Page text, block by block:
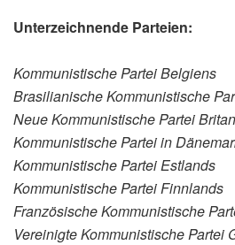
Unterzeichnende Parteien:
Kommunistische Partei Belgiens
Brasilianische Kommunistische
Neue Kommunistische Partei
Kommunistische Partei in
Kommunistische Partei Estlands
Kommunistische Partei Finnlands
Französische Kommunistische
Vereinigte Kommunistische Partei